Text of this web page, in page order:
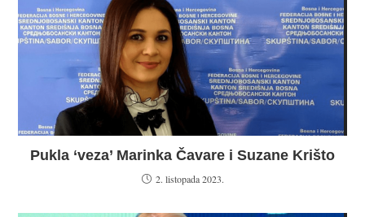
Pukla ‘veza’ Marinka Čavare i Suzane Krišto
2. listopada 2023.